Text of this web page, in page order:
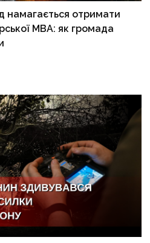
намагається отримати
МВА: як громада